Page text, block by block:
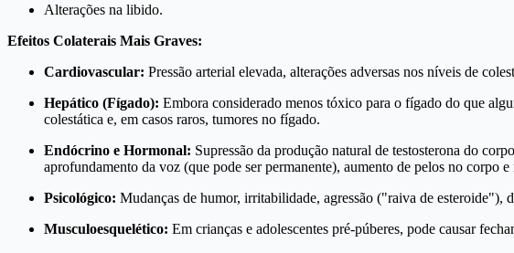
Alterações na libido.
Efeitos Colaterais Mais Graves:
Cardiovascular: Pressão arterial elevada, alterações adversas nos níveis de
Hepático (Fígado): Embora considerado menos tóxico para o fígado do que
colestática e, em casos raros, tumores no fígado.
Endócrino e Hormonal: Supressão da produção natural de testosterona do
aprofundamento da voz (que pode ser permanente), aumento de pelos no corpo
Psicológico: Mudanças de humor, irritabilidade, agressão ("raiva de esteroide"),
Musculoesquelético: Em crianças e adolescentes pré-púberes, pode causar